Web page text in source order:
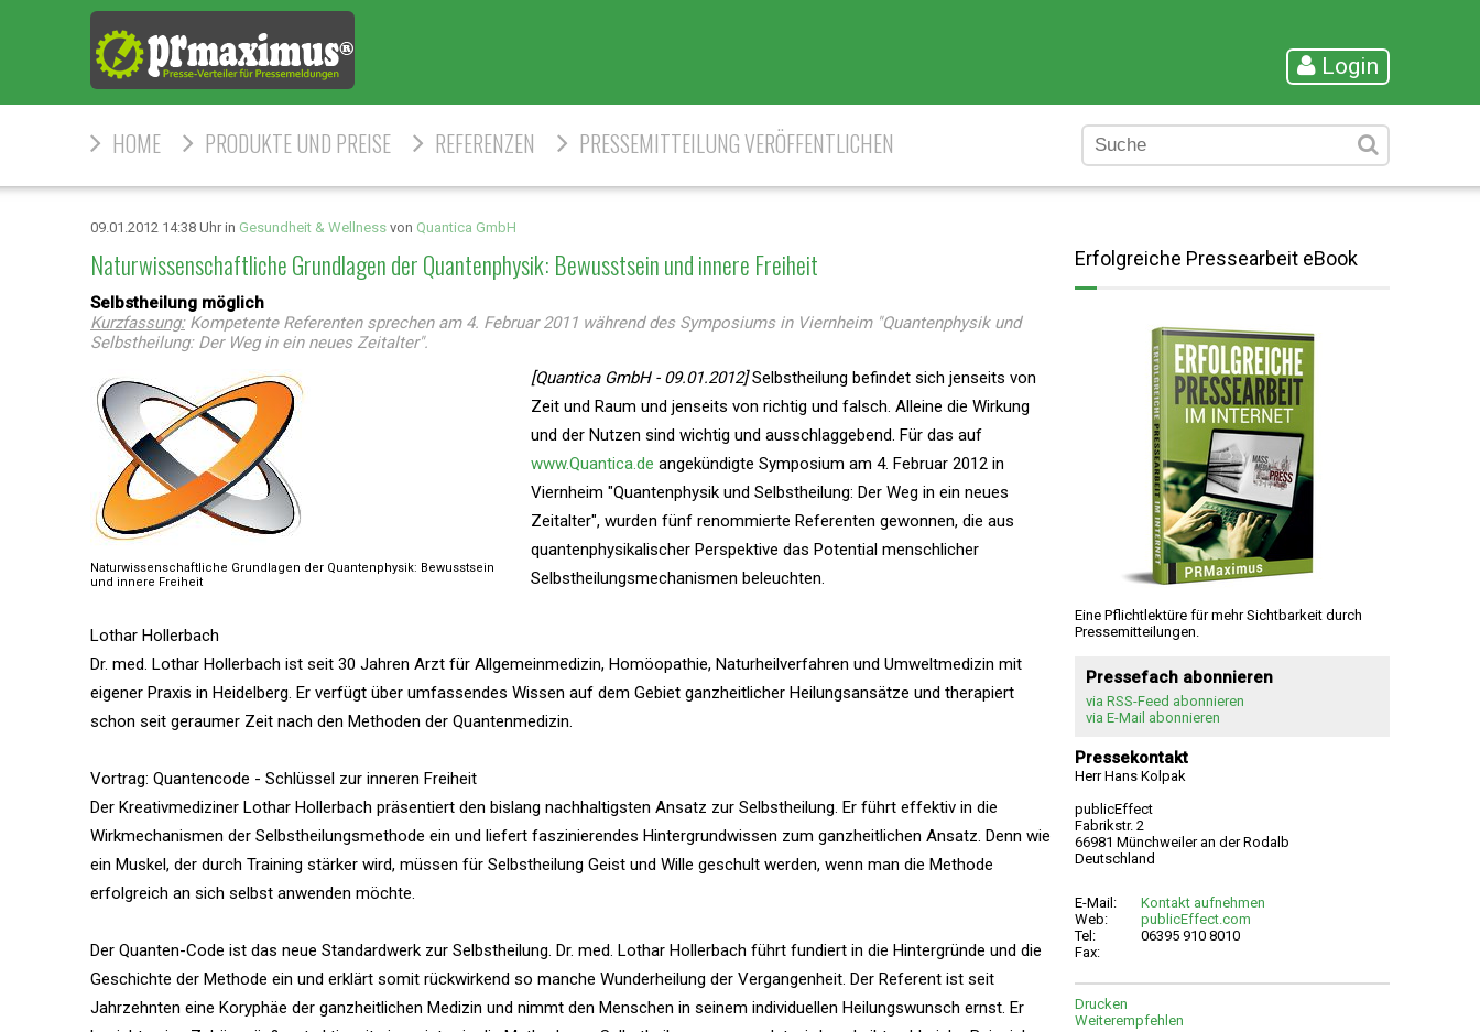
Login
HOME PRODUKTE UND PREISE REFERENZEN PRESSEMITTEILUNG VERÖFFENTLICHEN
09.01.2012 14:38 Uhr in Gesundheit & Wellness von Quantica GmbH
Naturwissenschaftliche Grundlagen der Quantenphysik: Bewusstsein und innere Freiheit
Selbstheilung möglich
Kurzfassung:Kompetente Referenten sprechen am 4. Februar 2011 während des Symposiums in Viernheim "Quantenphysik und
Selbstheilung: Der Weg in ein neues Zeitalter".
Naturwissenschaftliche Grundlagen der Quantenphysik: Bewusstsein
und innere Freiheit
[Quantica GmbH - 09.01.2012]Selbstheilung befindet sich jenseits von
Zeit und Raum und jenseits von richtig und falsch. Alleine die Wirkung
und der Nutzen sind wichtig und ausschlaggebend. Für das auf
www.Quantica.de angekündigte Symposium am 4. Februar 2012 in
Viernheim "Quantenphysik und Selbstheilung: Der Weg in ein neues
Zeitalter", wurden fünf renommierte Referenten gewonnen, die aus
quantenphysikalischer Perspektive das Potential menschlicher
Selbstheilungsmechanismen beleuchten.
Lothar Hollerbach
Dr. med. Lothar Hollerbach ist seit 30 Jahren Arzt für Allgemeinmedizin, Homöopathie, Naturheilverfahren und Umweltmedizin mit
eigener Praxis in Heidelberg. Er verfügt über umfassendes Wissen auf dem Gebiet ganzheitlicher Heilungsansätze und therapiert
schon seit geraumer Zeit nach den Methoden der Quantenmedizin.
Vortrag: Quantencode - Schlüssel zur inneren Freiheit
Der Kreativmediziner Lothar Hollerbach präsentiert den bislang nachhaltigsten Ansatz zur Selbstheilung. Er führt effektiv in die
Wirkmechanismen der Selbstheilungsmethode ein und liefert faszinierendes Hintergrundwissen zum ganzheitlichen Ansatz. Denn wie
ein Muskel, der durch Training stärker wird, müssen für Selbstheilung Geist und Wille geschult werden, wenn man die Methode
erfolgreich an sich selbst anwenden möchte.
Der Quanten-Code ist das neue Standardwerk zur Selbstheilung. Dr. med. Lothar Hollerbach führt fundiert in die Hintergründe und die
Geschichte der Methode ein und erklärt somit rückwirkend so manche Wunderheilung der Vergangenheit. Der Referent ist seit
Jahrzehnten eine Koryphäe der ganzheitlichen Medizin und nimmt den Menschen in seinem individuellen Heilungswunsch ernst. Er
Erfolgreiche Pressearbeit eBook
Eine Pflichtlektüre für mehr Sichtbarkeit durch
Pressemitteilungen.
Pressefach abonnieren
via RSS-Feed abonnieren
via E-Mail abonnieren
Pressekontakt
Herr Hans Kolpak
publicEffect
Fabrikstr. 2
66981 Münchweiler an der Rodalb
Deutschland
E-Mail:
Kontakt aufnehmen
Web:
publicEffect.com
Tel:
06395 910 8010
Fax:
Drucken
Weiterempfehlen